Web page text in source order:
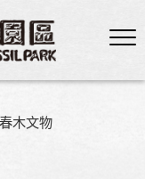
木文物